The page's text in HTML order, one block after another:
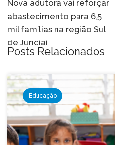
de
Post
Nova adutora vai reforçar
abastecimento para 6,5
mil famílias na região Sul
de Jundiaí
Posts Relacionados
Educação